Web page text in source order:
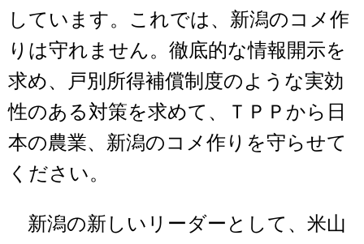
しています。これでは、新潟のコメ作
りは守れません。徹底的な情報開示を
求め、戸別所得補償制度のような実効
性のある対策を求めて、ＴＰＰから日
本の農業、新潟のコメ作りを守らせて
ください。
新潟の新しいリーダーとして、米山